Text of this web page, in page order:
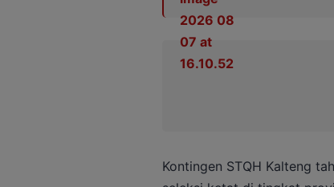
Kontingen STQH Kalteng